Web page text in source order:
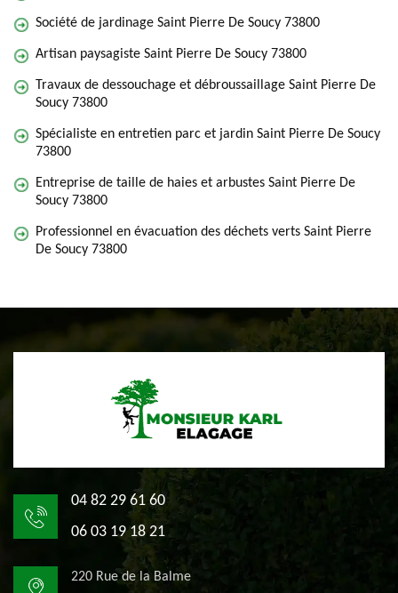
Société de jardinage Saint Pierre De Soucy 73800
Artisan paysagiste Saint Pierre De Soucy 73800
Travaux de dessouchage et débroussaillage Saint Pierre De
Soucy 73800
Spécialiste en entretien parc et jardin Saint Pierre De Soucy
73800
Entreprise de taille de haies et arbustes Saint Pierre De
Soucy 73800
Professionnel en évacuation des déchets verts Saint Pierre
De Soucy 73800
04 82 29 61 60
06 03 19 18 21
220 Rue de la Balme